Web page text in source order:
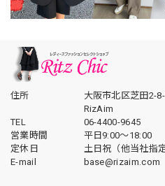
住所
大阪市北区芝田2-
RizAim
TEL
06-4400-9645
営業時間
平日9:00～18:00
定休日
土日祝（他当社指
E-mail
base@rizaim.com